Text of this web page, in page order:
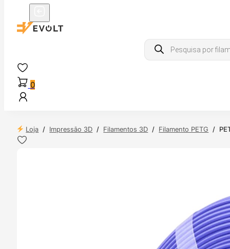
Products
search
0
Loja / Impressão 3D / Filamentos 3D / Filamento PETG /